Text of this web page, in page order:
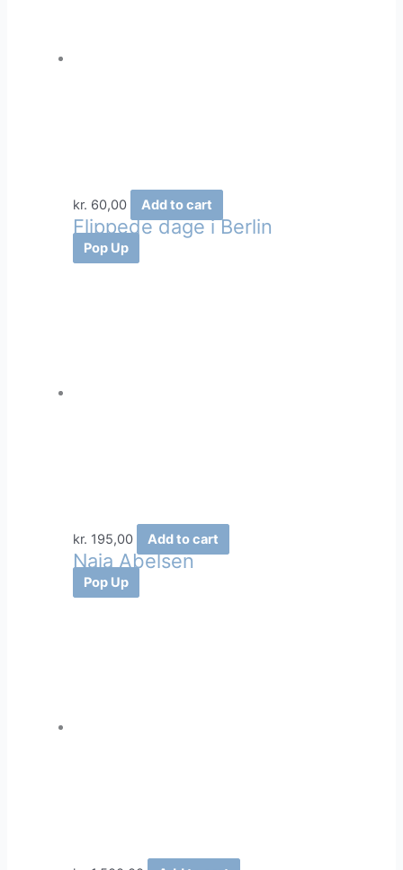
kr. 60,00 Add to cart
Flippede dage i Berlin
Pop Up
kr. 195,00 Add to cart
Naja Abelsen
Pop Up